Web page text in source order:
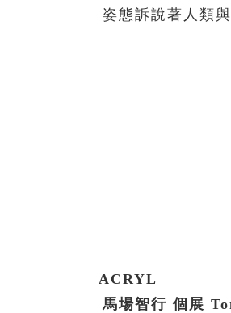
姿態訴說著人類
ACRYL
馬場智行 個展